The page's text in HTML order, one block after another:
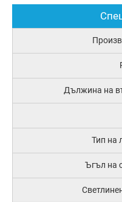
Дължина на
Тип на
Ъгъл на